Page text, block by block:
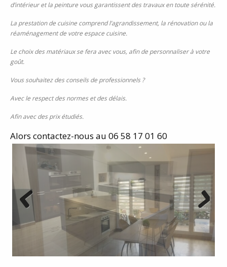
d’intérieur et la peinture vous garantissent des travaux en toute sérénité.
La prestation de cuisine comprend l’agrandissement, la rénovation ou la
réaménagement de votre espace cuisine.
Le choix des matériaux se fera avec vous, afin de personnaliser à votre
goût.
Vous souhaitez des conseils de professionnels ?
Avec le respect des normes et des délais.
Afin avec des prix étudiés.
Alors contactez-nous au 06 58 17 01 60
Previous Next